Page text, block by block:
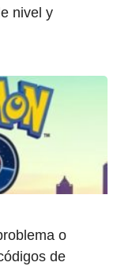
nivel y
o
de